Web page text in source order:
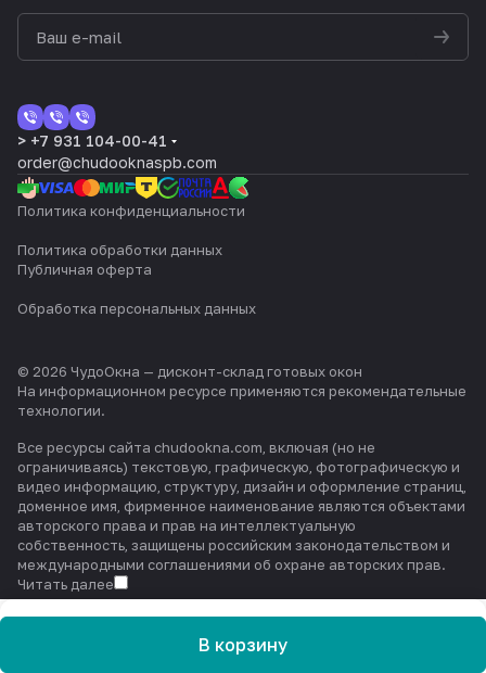
В корзину
> +7 931 104-00-41
order@chudooknaspb.com
Политика конфиденциальности
Политика обработки данных
Публичная оферта
Обработка персональных данных
© 2026 ЧудоОкна — дисконт-склад готовых окон
На информационном ресурсе применяются рекомендательные
технологии.
Все ресурсы сайта chudookna.com, включая (но не
ограничиваясь) текстовую, графическую, фотографическую и
видео информацию, структуру, дизайн и оформление страниц,
доменное имя, фирменное наименование являются объектами
авторского права и прав на интеллектуальную
собственность, защищены российским законодательством и
международными соглашениями об охране авторских прав.
Читать далее